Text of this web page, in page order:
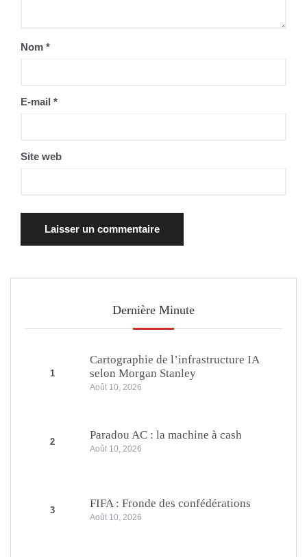
Nom *
E-mail *
Site web
Dernière Minute
1
Cartographie de l’infrastructure IA
selon Morgan Stanley
Août 10, 2026
2
Paradou AC : la machine à cash
Août 10, 2026
3
FIFA : Fronde des confédérations
Août 10, 2026